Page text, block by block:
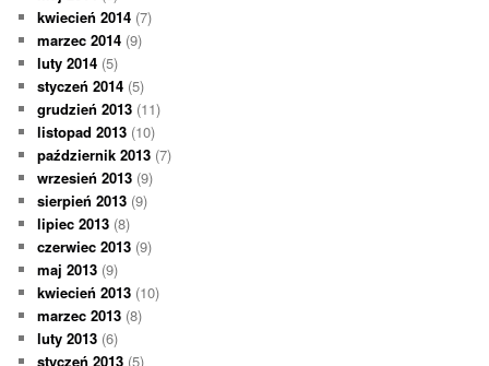
kwiecień 2014 (7)
marzec 2014 (9)
luty 2014 (5)
styczeń 2014 (5)
grudzień 2013 (11)
listopad 2013 (10)
październik 2013 (7)
wrzesień 2013 (9)
sierpień 2013 (9)
lipiec 2013 (8)
czerwiec 2013 (9)
maj 2013 (9)
kwiecień 2013 (10)
marzec 2013 (8)
luty 2013 (6)
styczeń 2013 (5)